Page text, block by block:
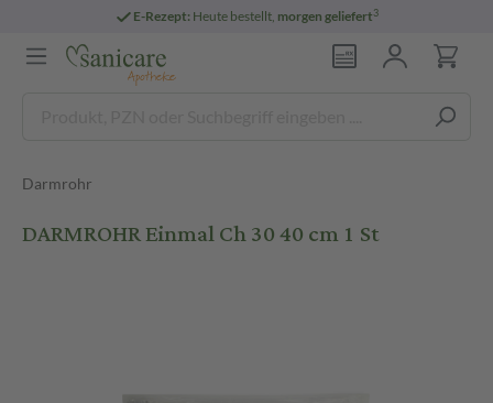
E-Rezept: Heute bestellt, morgen geliefert3
Darmrohr
DARMROHR Einmal Ch 30 40 cm 1 St